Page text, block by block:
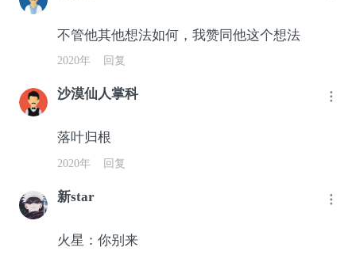
不管他其他想法如何，我赞同他这个想法
2020年 回复
沙漠仙人掌科
落叶归根
2020年 回复
新star
火星：你别来